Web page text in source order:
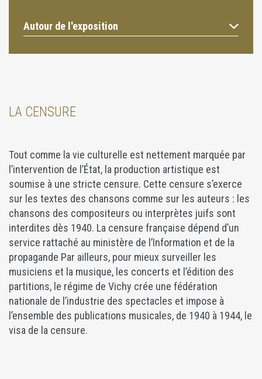
Autour de l'exposition
LA CENSURE
Tout comme la vie culturelle est nettement marquée par
l’intervention de l’État, la production artistique est
soumise à une stricte censure. Cette censure s’exerce
sur les textes des chansons comme sur les auteurs : les
chansons des compositeurs ou interprètes juifs sont
interdites dès 1940. La censure française dépend d’un
service rattaché au ministère de l’Information et de la
propagande Par ailleurs, pour mieux surveiller les
musiciens et la musique, les concerts et l’édition des
partitions, le régime de Vichy crée une fédération
nationale de l’industrie des spectacles et impose à
l’ensemble des publications musicales, de 1940 à 1944, le
visa de la censure.